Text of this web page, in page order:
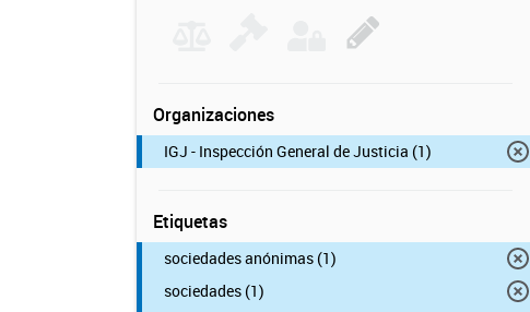
Organizaciones
IGJ - Inspección General de Justicia (1)
Etiquetas
sociedades anónimas (1)
sociedades (1)